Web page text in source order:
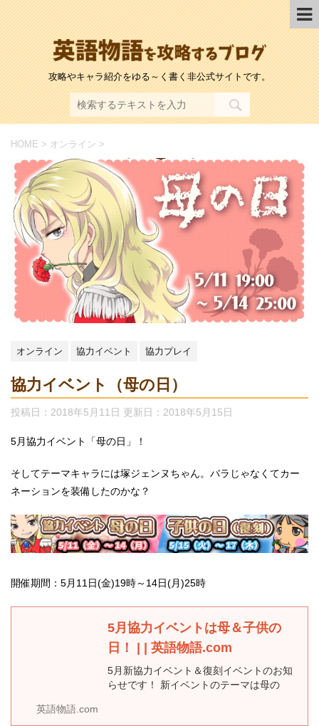
攻略やキャラ紹介をゆる～く書く非公式サイトです。
HOME > オンライン >
オンライン 協力イベント 協力プレイ
協力イベント（母の日）
投稿日：2018年5月11日 更新日： 2018年5月15日
5月協力イベント「母の日」！
そしてテーマキャラには塚ジェンヌちゃん。バラじゃなくてカー
ネーションを装備したのかな？
開催期間：5月11日(金)19時～14日(月)25時
5月協力イベントは母＆子供の
日！ | | 英語物語.com
5月新協力イベント＆復刻イベントのお知
らせです！ 新イベントのテーマは母の
英語物語.com